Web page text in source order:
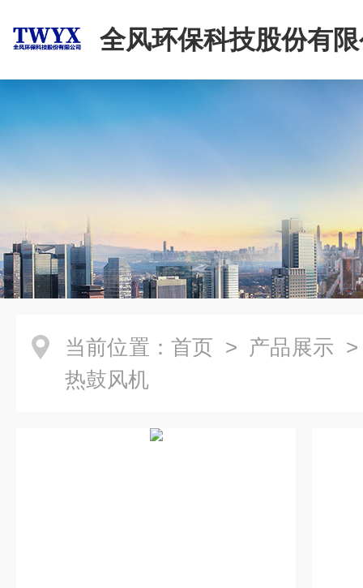
全风环保科技股份有
当前位置： 首页 > 产品展示
热鼓风机